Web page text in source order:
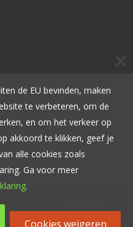
de EU bevinden, maken
te verbeteren, om de
en om het verkeer op
akkoord te klikken, geef je
alle cookies zoals
Ga voor meer
.
Cookies weigeren